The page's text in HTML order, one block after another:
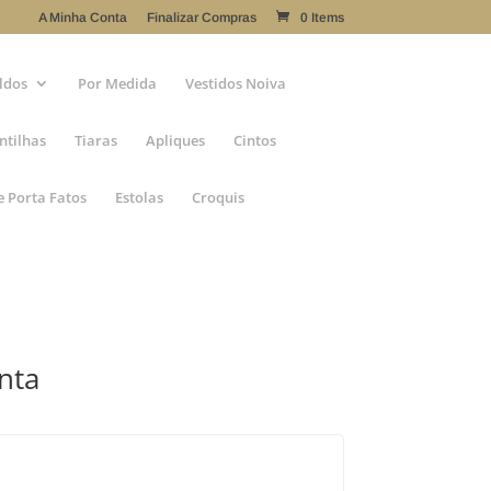
A Minha Conta Finalizar Compras 0 Items
Por Medida Vestidos Noiva
Tiaras Apliques Cintos
Porta Fatos Estolas Croquis